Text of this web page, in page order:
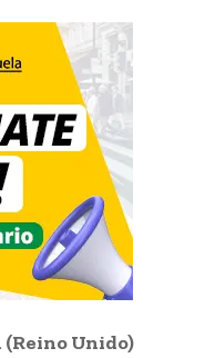
Unido)